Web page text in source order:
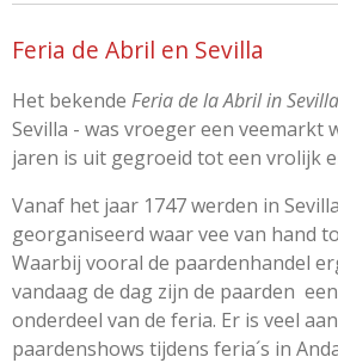
Feria de Abril en Sevilla
Het bekende Feria de la Abril in Sevilla
Sevilla - was vroeger een veemarkt
jaren is uit gegroeid tot een vrolijk
Vanaf het jaar 1747 werden in
georganiseerd waar vee van hand
Waarbij vooral de paardenhandel
vandaag de dag zijn de paarden
onderdeel van de feria. Er is veel
paardenshows tijdens feria´s in